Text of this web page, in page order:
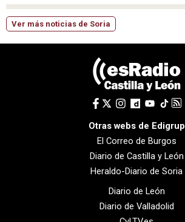
Ver más noticias de Soria
Otras webs de Edigrup
El Correo de Burgos
Diario de Castilla y León
Heraldo-Diario de Soria
Diario de León
Diario de Valladolid